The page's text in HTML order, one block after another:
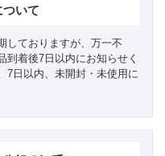
いて
しておりますが、万一不
到着後7日以内にお知らせく
7日以内、未開封・未使用に